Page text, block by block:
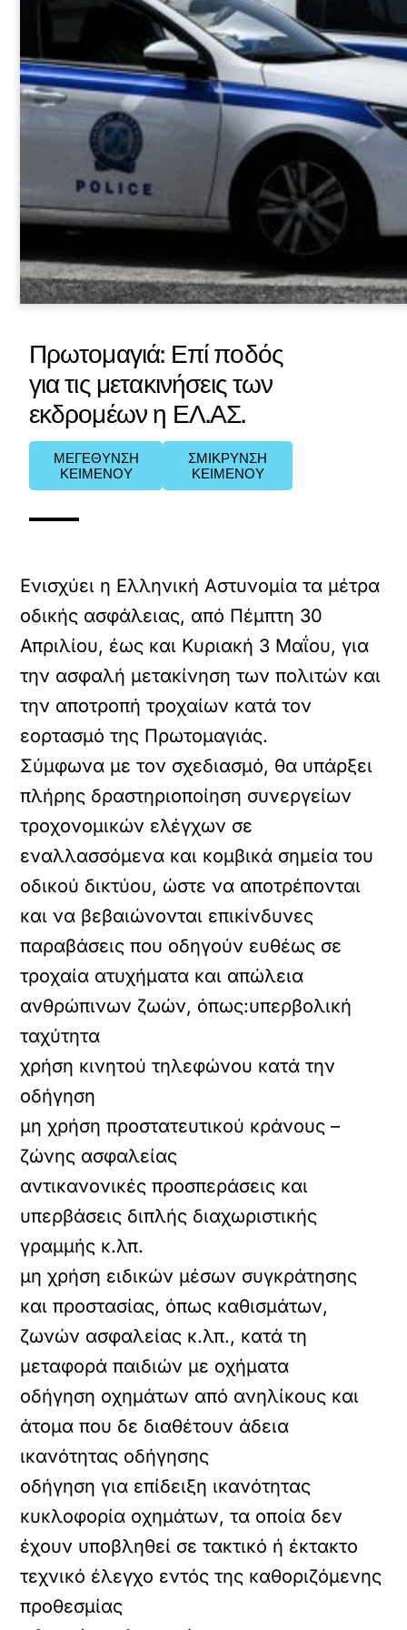
Πρωτομαγιά: Επί ποδός
για τις μετακινήσεις των
εκδρομέων η ΕΛ.ΑΣ.
ΜΕΓΕΘΥΝΣΗ
ΚΕΙΜΕΝΟΥ
ΣΜΙΚΡΥΝΣΗ
ΚΕΙΜΕΝΟΥ
Ενισχύει η Ελληνική Αστυνομία τα μέτρα
οδικής ασφάλειας, από Πέμπτη 30
Απριλίου, έως και Κυριακή 3 Μαΐου, για
την ασφαλή μετακίνηση των πολιτών και
την αποτροπή τροχαίων κατά τον
εορτασμό της Πρωτομαγιάς.
Σύμφωνα με τον σχεδιασμό, θα υπάρξει
πλήρης δραστηριοποίηση συνεργείων
τροχονομικών ελέγχων σε
εναλλασσόμενα και κομβικά σημεία του
οδικού δικτύου, ώστε να αποτρέπονται
και να βεβαιώνονται επικίνδυνες
παραβάσεις που οδηγούν ευθέως σε
τροχαία ατυχήματα και απώλεια
ανθρώπινων ζωών, όπως:υπερβολική
ταχύτητα
χρήση κινητού τηλεφώνου κατά την
οδήγηση
μη χρήση προστατευτικού κράνους –
ζώνης ασφαλείας
αντικανονικές προσπεράσεις και
υπερβάσεις διπλής διαχωριστικής
γραμμής κ.λπ.
μη χρήση ειδικών μέσων συγκράτησης
και προστασίας, όπως καθισμάτων,
ζωνών ασφαλείας κ.λπ., κατά τη
μεταφορά παιδιών με οχήματα
οδήγηση οχημάτων από ανηλίκους και
άτομα που δε διαθέτουν άδεια
ικανότητας οδήγησης
οδήγηση για επίδειξη ικανότητας
κυκλοφορία οχημάτων, τα οποία δεν
έχουν υποβληθεί σε τακτικό ή έκτακτο
τεχνικό έλεγχο εντός της καθοριζόμενης
προθεσμίας